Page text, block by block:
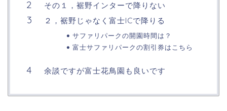
その１，裾野インターで降りない
２，裾野じゃなく富士ICで降りる
サファリパークの開園時間は？
富士サファリパークの割引券はこちら
余談ですが富士花鳥園も良いです